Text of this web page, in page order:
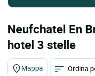
Neufchatel En
hotel 3 stelle
Mappa Ordina